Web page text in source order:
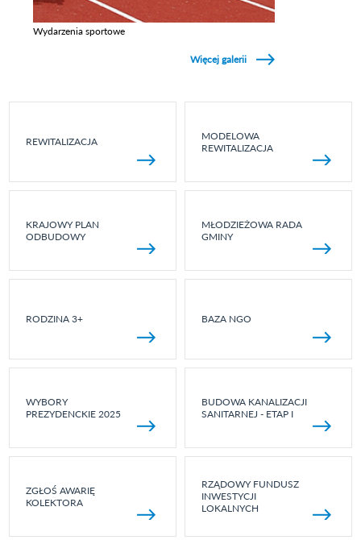
Wydarzenia sportowe
Więcej galerii
REWITALIZACJA
MODELOWA
REWITALIZACJA
KRAJOWY PLAN
ODBUDOWY
MŁODZIEŻOWA RADA
GMINY
RODZINA 3+ BAZA NGO
WYBORY
PREZYDENCKIE 2025
BUDOWA KANALIZACJI
SANITARNEJ - ETAP I
ZGŁOŚ AWARIĘ
KOLEKTORA
RZĄDOWY FUNDUSZ
INWESTYCJI
LOKALNYCH